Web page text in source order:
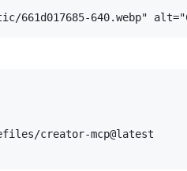
creator-mcp@latest